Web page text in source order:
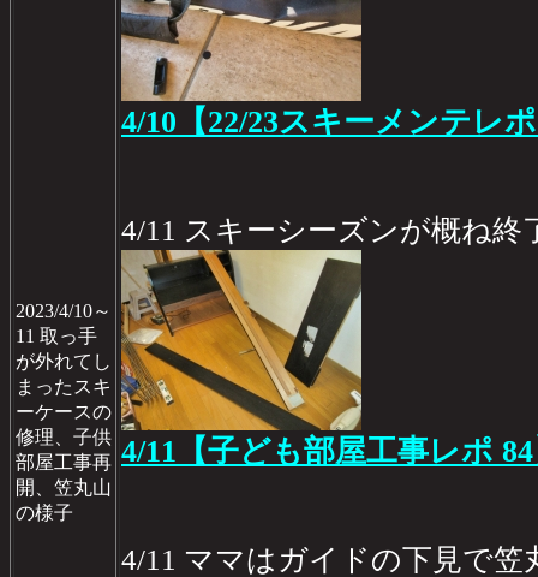
2023/4/10～
11 取っ手
が外れてし
まったスキ
ーケースの
修理、子供
部屋工事再
開、笠丸山
の様子
4/10【22/23スキーメンテレ
4/11 スキーシーズンが概ね終
4/11【子ども部屋工事レポ
4/11 ママはガイドの下見で笠